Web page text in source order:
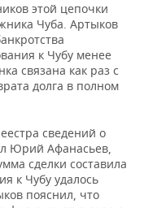
этой цепочки
Чуба. Артыков
к Чубу менее
связана как раз с
долга в полном
сведений о
Юрий Афанасьев,
сделки составила
к Чубу удалось
пояснил, что